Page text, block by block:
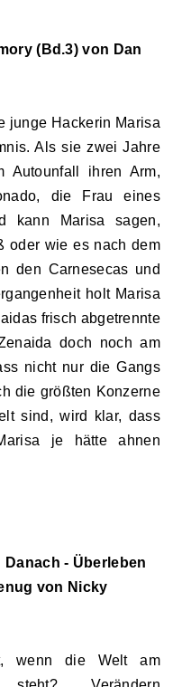
(Bd.3) von Dan
junge Hackerin Marisa
Als sie zwei Jahre
ihren Arm,
die Frau eines
kann Marisa sagen,
oder wie es nach dem
den Carnesecas und
holt Marisa
frisch abgetrennte
doch noch am
nicht nur die Gangs
die größten Konzerne
sind, wird klar, dass
je hätte ahnen
Danach - Überleben
von Nicky
wenn die Welt am